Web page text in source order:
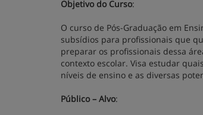
Objetivo do Curso:
O curso de Pós-Graduação em
subsídios para profissionais que
preparar os profissionais dessa
contexto escolar. Visa estudar
níveis de ensino e as diversas
Público – Alvo: